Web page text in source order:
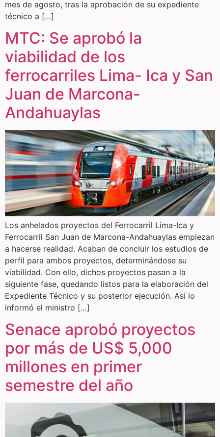
mes de agosto, tras la aprobación de su expediente
técnico a […]
MTC: Se aprobó la
viabilidad de los
ferrocarriles Lima- Ica y San
Juan de Marcona-
Andahuaylas
Los anhelados proyectos del Ferrocarril Lima-Ica y
Ferrocarril San Juan de Marcona-Andahuaylas empiezan
a hacerse realidad. Acaban de concluir los estudios de
perfil para ambos proyectos, determinándose su
viabilidad. Con ello, dichos proyectos pasan a la
siguiente fase, quedando listos para la elaboración del
Expediente Técnico y su posterior ejecución. Así lo
informó el ministro […]
Senace aprobó proyectos
por más de US$ 5,000
millones en primer
semestre del año